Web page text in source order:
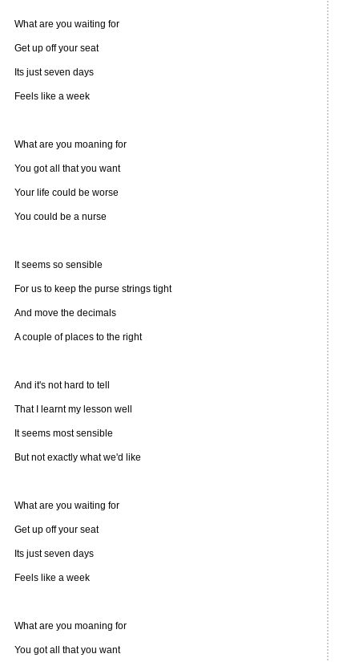
What are you waiting for
Get up off your seat
Its just seven days
Feels like a week
What are you moaning for
You got all that you want
Your life could be worse
You could be a nurse
It seems so sensible
For us to keep the purse strings tight
And move the decimals
A couple of places to the right
And it's not hard to tell
That I learnt my lesson well
It seems most sensible
But not exactly what we'd like
What are you waiting for
Get up off your seat
Its just seven days
Feels like a week
What are you moaning for
You got all that you want